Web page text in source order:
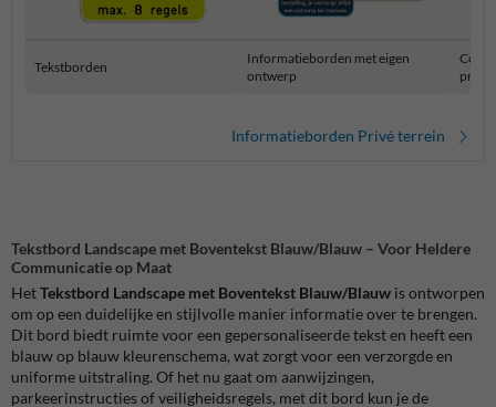
Tekstborden
Informatieborden met eigen
ontwerp
Informatieborden Privé terrein
Tekstbord Landscape met Boventekst Blauw/Blauw – Voor Heldere
Communicatie op Maat
HetTekstbord Landscape met Boventekst Blauw/Blauw is ontworpen
om op een duidelijke en stijlvolle manier informatie over te brengen.
Dit bord biedt ruimte voor een gepersonaliseerde tekst en heeft een
blauw op blauw kleurenschema, wat zorgt voor een verzorgde en
uniforme uitstraling. Of het nu gaat om aanwijzingen,
parkeerinstructies of veiligheidsregels, met dit bord kun je de